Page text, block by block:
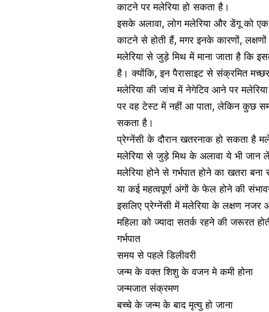
काटने पर मलेरिया हो सकता है।
इसके अलावा, लोग मलेरिया औरडेंगूको एक
काटने से होती हैं, मगर इनके कारणों,
मलेरिया से जुड़े मिथ में माना जाता है कि
है। क्योंकि, इन पैरासाइट से संक्रमित
मलेरिया की जांच में नेगेटिव आने पर
पर वह टेस्ट में नहीं आ पाता, लेकिन कुछ
सकता है।
प्रेग्नेंसी के दौरान खतरनाक हो सकता है
मलेरिया से जुड़े मिथ के अलावा ये भी जान
मलेरिया होने सेगर्भपातहोने का खतरा बना
या कई महत्वपूर्ण अंगों के फेल होने की
इसलिए प्रेग्नेंसी में मलेरिया के लक्षण नजर
महिला को ज्यादा सतर्क रहने की जरूरत
गर्भपात
समय से पहले डिलीवरी
जन्म के वक्तशिशुके वजन मे कमी होना
जन्मजात संक्रमण
बच्चे के जन्म के बाद मृत्यु हो जाना